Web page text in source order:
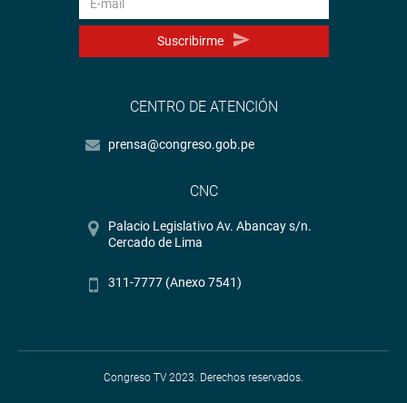
Suscribirme
CENTRO DE ATENCIÓN
prensa@congreso.gob.pe
CNC
Palacio Legislativo Av. Abancay s/n.
Cercado de Lima
311-7777 (Anexo 7541)
Congreso TV 2023. Derechos reservados.